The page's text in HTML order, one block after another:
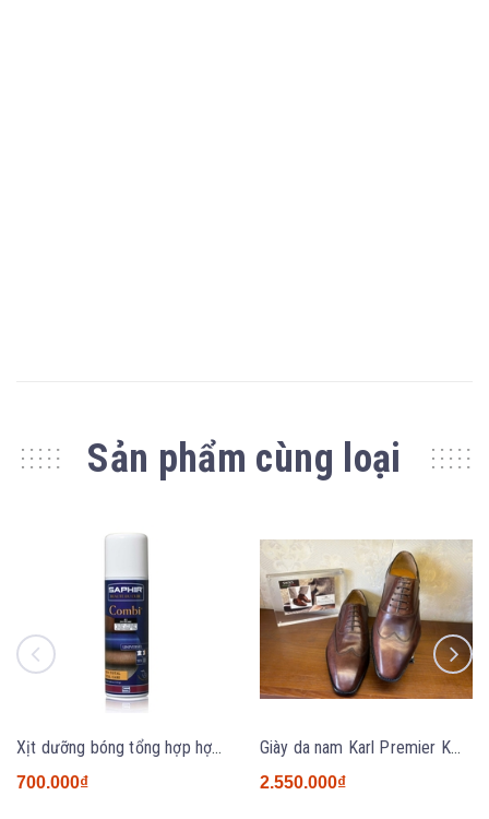
Sản phẩm cùng loại
Xịt dưỡng bóng tổng hợp hợp đa năng Saphir Combi 200ml
700.000₫
Giày da nam Karl Premier KM2631 BROWN
2.550.000₫